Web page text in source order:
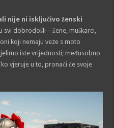
nije ni isključivo ženski
svi dobrodošli – žene, muškarci,
koji nemaju veze s moto
iste vrijednosti; međusobno
vjeruje u to, pronaći će svoje